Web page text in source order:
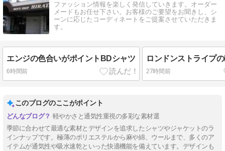
ファッション情報を楽しく発信していきます。オーダー
メードもお任せ下さい。お客様のご要望をお聞きし、シ
ーンに応じたコーディネートをご提案させていただきま
す。
エンジの色合いがポイントBDシャツ
6時間前
ロンドンストライプ
27時間前
このブログのここがポイント
軽やかさと通気性重視の多彩な素材選
季節に合わせて最適な素材とデザインを追求したシャツやジャケットのラ
インナップです。極薄のポリエステルから麻や綿、ウールまで、多くのア
イテムが通気性や吸水速乾といった快適機能を備えています。デザインも